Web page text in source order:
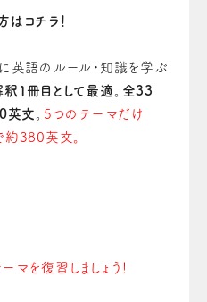
はコチラ！
英語のルール・知識を学ぶ
１冊目として最適。全33
文。 5つのテーマだけ
380英文。
マを復習しましょう！